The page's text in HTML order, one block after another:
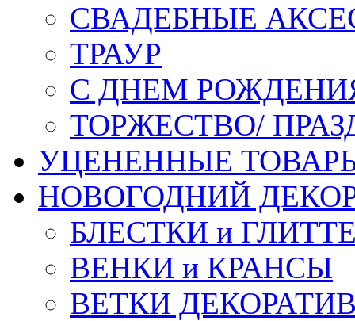
СВАДЕБНЫЕ
ТРАУР
С ДНЕМ
ТОРЖЕСТВО/
УЦЕНЕННЫЕ
НОВОГОДНИЙ
БЛЕСТКИ и
ВЕНКИ и КРАНСЫ
ВЕТКИ